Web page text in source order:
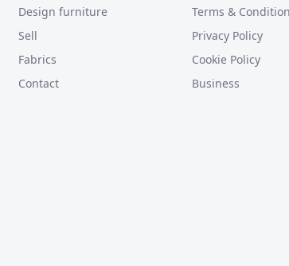
Design furniture
Sell
Fabrics
Contact
Terms &
Privacy Policy
Cookie Policy
Business